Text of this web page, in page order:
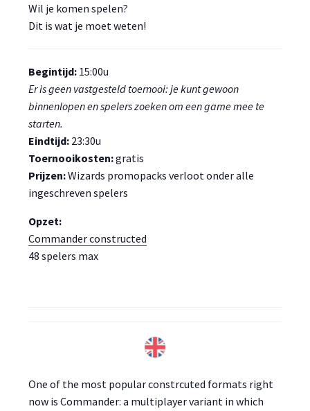
Wil je komen spelen?
Dit is wat je moet weten!
Begintijd: 15:00u
Er is geen vastgesteld toernooi: je kunt gewoon
binnenlopen en spelers zoeken om een game mee te
starten.
Eindtijd: 23:30u
Toernooikosten:gratis
Prijzen:Wizards promopacks verloot onder alle
ingeschreven spelers
Opzet:
Commander constructed
48 spelers max
One of the most popular constrcuted formats right
now is Commander: a multiplayer variant in which